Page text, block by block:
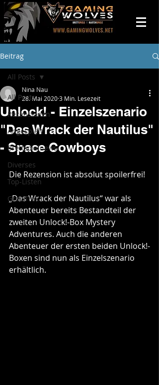
Beitrag
All Posts
Rezensionen
Angespielt
Brettspielnews
Diverses
Top-Listen
GraviTrax
All Posts
Unlock! - Einzelszenario
"Das Wrack der Nautilus"
- Space Cowboys
Nina Nau
28. Mai 20203 Min. Lesezeit
Die Rezension ist absolut spoilerfrei!
„Das Wrack der Nautilus“ war als
Abenteuer bereits Bestandteil der
zweiten Unlock!-Box Mystery
Adventures. Auch die anderen
Abenteuer der ersten beiden Unlock!-
Boxen sind nun als Einzelszenario
erhältlich.